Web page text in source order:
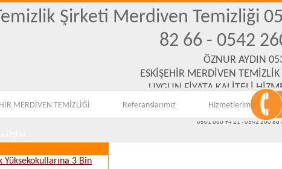
Şirketi Merdiven Temizliği
82 66 - 0542
ÖZNUR AYDIN
ESKİŞEHİR MERDİVEN
UYGUN FİYATA KALİTELİ
Emek Mh.
0501 666 94 21 - 0542 260 86
MERDİVEN TEMİZLİĞİ Referanslarımız Hizmetlerimiz
Yüksekokullarına 3 Bin